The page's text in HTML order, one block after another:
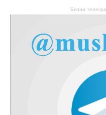
Бизни